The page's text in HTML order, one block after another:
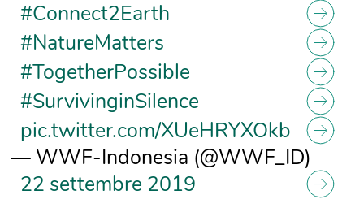
#Connect2Earth
#NatureMatters
#TogetherPossible
#SurvivinginSilence
pic.twitter.com/XUeHRYXOkb
— WWF-Indonesia (@WWF_ID)
22 settembre 2019